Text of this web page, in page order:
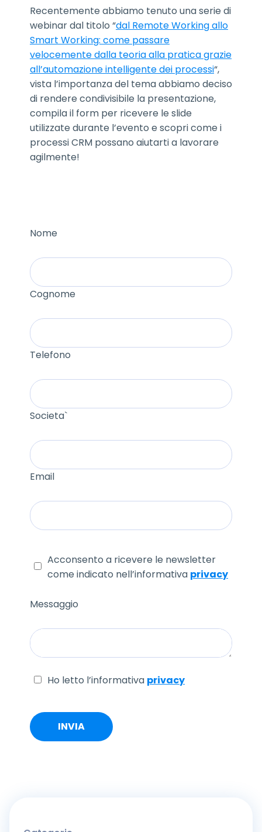
Recentemente abbiamo tenuto una serie di
webinar dal titolo “dal Remote Working allo
Smart Working: come passare
velocemente dalla teoria alla pratica grazie
all’automazione intelligente dei processi“,
vista l’importanza del tema abbiamo deciso
di rendere condivisibile la presentazione,
compila il form per ricevere le slide
utilizzate durante l’evento e scopri come i
processi CRM possano aiutarti a lavorare
agilmente!
Nome
Cognome
Telefono
Societa`
Email
Acconsento a ricevere le newsletter
come indicato nell’informativa privacy
Messaggio
Ho letto l’informativa privacy